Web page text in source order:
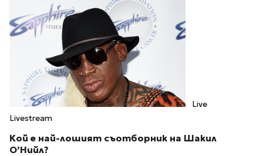
Live
Livestream
Кой е най-лошият съотборник на Шакил
О’Нийл?